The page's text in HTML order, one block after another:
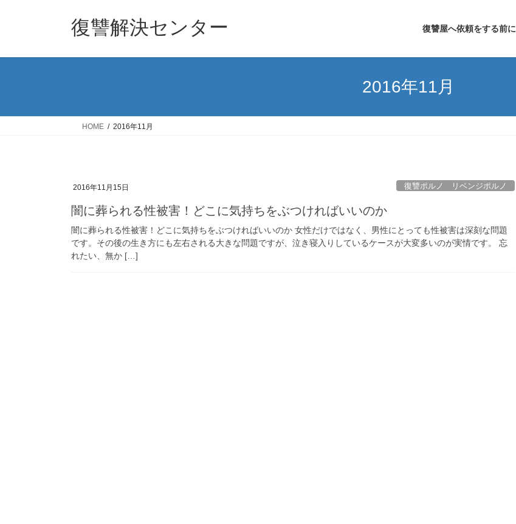
復讐解決センター 復讐屋へ依頼をする前に
2016年11月
HOME 2016年11月
2016年11月15日 復讐ポルノ リベンジポルノ
闇に葬られる性被害！どこに気持ちをぶつければいいのか
闇に葬られる性被害！どこに気持ちをぶつければいいのか 女性だけではなく、男性にとっても性被害は深刻な問題
です。その後の生き方にも左右される大きな問題ですが、泣き寝入りしているケースが大変多いのが実情です。 忘
れたい、無か […]